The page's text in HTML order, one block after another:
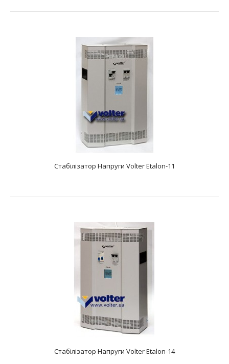
text_zero
Характеристики: Тип: електронний симисторний
Фазність: одна фаза Діапазон вхідної напруг..
Стабілізатор Напруги Volter Etalon-11
text_zero
Характеристики: Тип: електронний безступінчастий
Фазність: одна фаза Діапазон вхідної на..
Стабілізатор Напруги Volter Etalon-11
Стабілізатор Напруги Volter Etalon-14